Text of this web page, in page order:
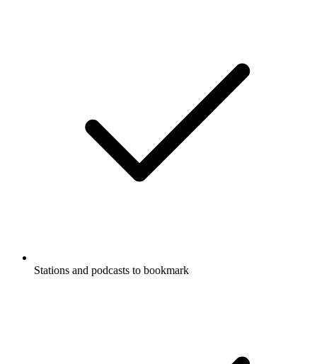
Stations and podcasts to bookmark